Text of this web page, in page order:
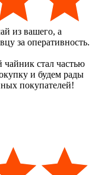
из вашего, а
за оперативность.
стал частью
и будем рады
покупателей!